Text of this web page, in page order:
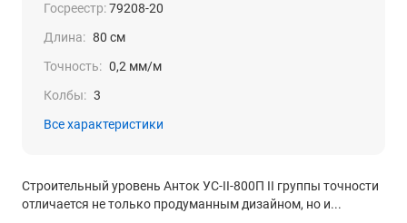
Госреестр:79208-20
Длина: 80 см
Точность: 0,2 мм/м
Колбы: 3
Все характеристики
Строительный уровень Анток УС-II-800П II группы точности
отличается не только продуманным дизайном, но и...